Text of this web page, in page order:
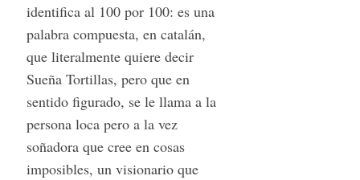
identifica al 100 por 100: es una
palabra compuesta, en catalán,
que literalmente quiere decir
Sueña Tortillas, pero que en
sentido figurado, se le llama a la
persona loca pero a la vez
soñadora que cree en cosas
imposibles, un visionario que